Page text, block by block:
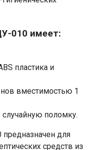
010 имеет:
пластика и
вместимостью 1
случайную поломку.
для
средств из
вы